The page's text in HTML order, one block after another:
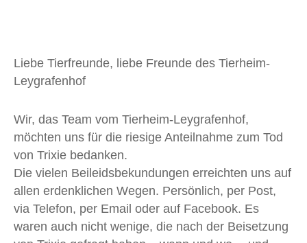
Liebe Tierfreunde, liebe Freunde des Tierheim-
Leygrafenhof
Wir, das Team vom Tierheim-Leygrafenhof,
möchten uns für die riesige Anteilnahme zum Tod
von Trixie bedanken.
Die vielen Beileidsbekundungen erreichten uns auf
allen erdenklichen Wegen. Persönlich, per Post,
via Telefon, per Email oder auf Facebook. Es
waren auch nicht wenige, die nach der Beisetzung